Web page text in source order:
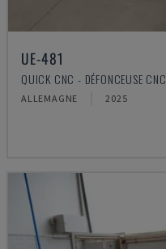
UE-481
QUICK CNC - DÉFONCEUSE CNC
ALLEMAGNE 2025